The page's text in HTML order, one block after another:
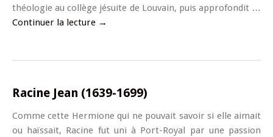
théologie au collège jésuite de Louvain, puis approfondit …
Continuer la lecture →
Racine Jean (1639-1699)
Comme cette Hermione qui ne pouvait savoir si elle aimait
ou haïssait, Racine fut uni à Port-Royal par une passion